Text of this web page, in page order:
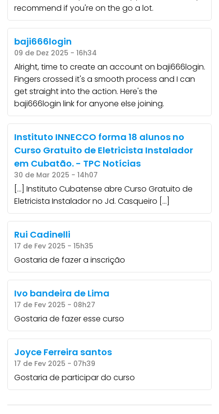
recommend if you're on the go a lot.
baji666login
09 de Dez 2025 - 16h34
Alright, time to create an account on baji666login.
Fingers crossed it's a smooth process and I can
get straight into the action. Here's the
baji666login link for anyone else joining.
Instituto INNECCO forma 18 alunos no
Curso Gratuito de Eletricista Instalador
em Cubatão. - TPC Notícias
30 de Mar 2025 - 14h07
[…] Instituto Cubatense abre Curso Gratuito de
Eletricista Instalador no Jd. Casqueiro […]
Rui Cadinelli
17 de Fev 2025 - 15h35
Gostaria de fazer a inscrição
Ivo bandeira de Lima
17 de Fev 2025 - 08h27
Gostaria de fazer esse curso
Joyce Ferreira santos
17 de Fev 2025 - 07h39
Gostaria de participar do curso